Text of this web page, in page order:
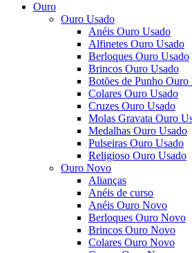
Ouro
Ouro Usado
Anéis Ouro Usado
Alfinetes Ouro Usado
Berloques Ouro Usado
Brincos Ouro Usado
Botões de Punho Ouro
Colares Ouro Usado
Cruzes Ouro Usado
Molas Gravata Ouro
Medalhas Ouro Usado
Pulseiras Ouro Usado
Religioso Ouro Usado
Ouro Novo
Alianças
Anéis de curso
Anéis Ouro Novo
Berloques Ouro Novo
Brincos Ouro Novo
Colares Ouro Novo